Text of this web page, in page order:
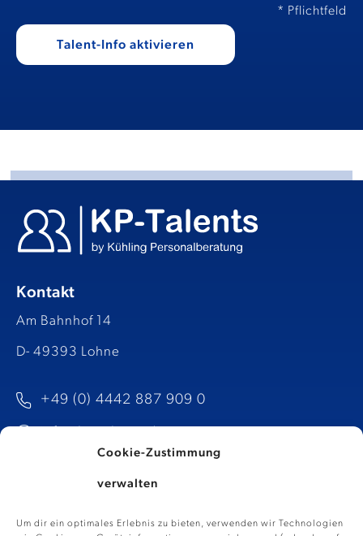
Cookie-Zustimmung
verwalten
Um dir ein optimales Erlebnis zu bieten, verwenden wir Technologien
* Pflichtfeld
Kontakt
Am Bahnhof 14
D- 49393 Lohne
+49 (0) 4442 887 909 0